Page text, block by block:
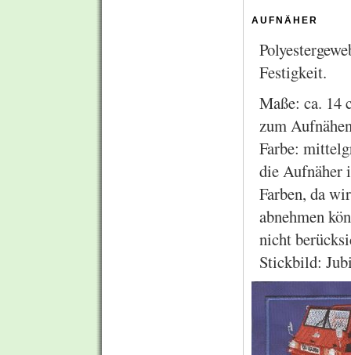
aufnäher
Festigkeit.
Maße: ca. 14
zum
Farbe:
die Aufnäher
Farben, da
abnehmen
nicht
Stickbild: